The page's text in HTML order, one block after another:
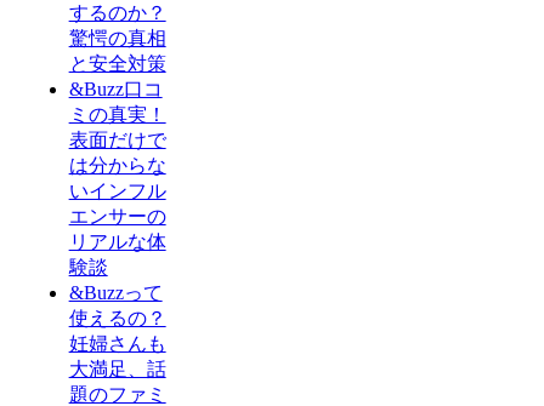
するのか？
驚愕の真相
と安全対策
&Buzz口コ
ミの真実！
表面だけで
は分からな
いインフル
エンサーの
リアルな体
験談
&Buzzって
使えるの？
妊婦さんも
大満足、話
題のファミ